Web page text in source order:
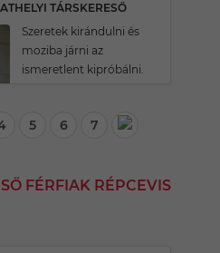
TÁRSKERESŐ
Szeretek kirándulni és
moziba járni az
ismeretlent kipróbálni.
5 6 7
FÉRFIAK RÉPCEVIS